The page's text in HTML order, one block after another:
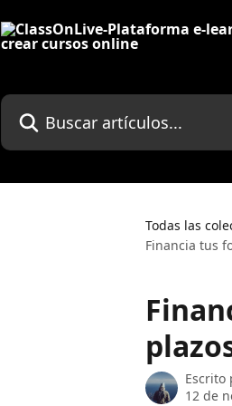
Buscar artículos...
Todas las
Financia tus
12 de